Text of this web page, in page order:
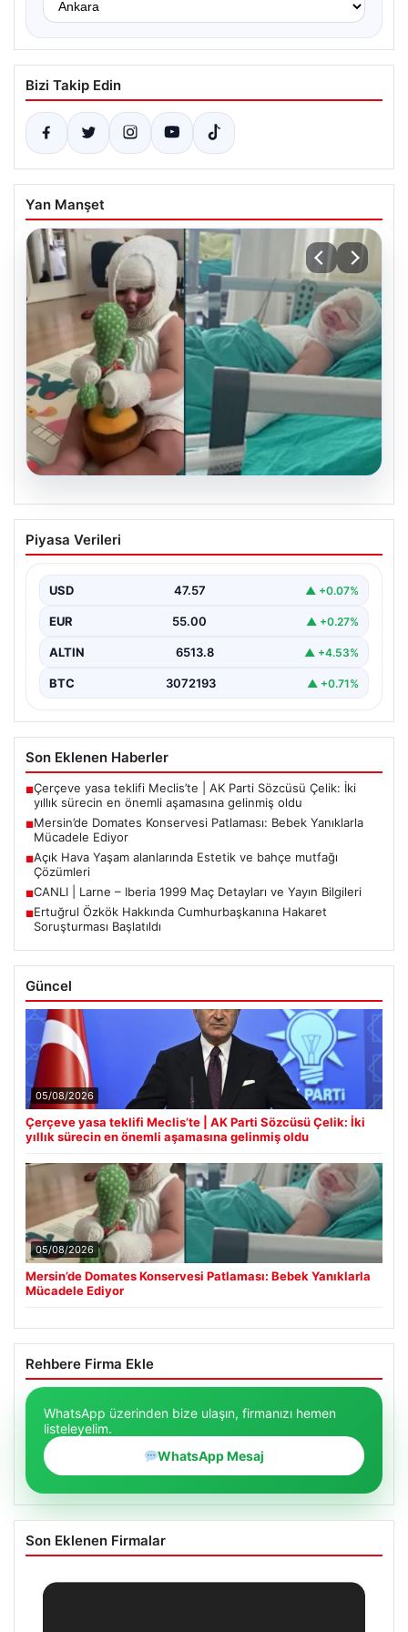
Bizi Takip Edin
Yan Manşet
05.08.2026
Mersin’de Domates Konservesi
Patlaması: Bebek Yanıklarla Mücadele
19 Eylül 2023 tarihinde Mersin'in Çakır ailesi korku dolu
Piyasa Verileri
USD 47.57 ▲ +0.07%
EUR 55.00 ▲ +0.27%
ALTIN 6513.8 ▲ +4.53%
BTC 3072193 ▲ +0.71%
Son Eklenen Haberler
■Çerçeve yasa teklifi Meclis’te | AK Parti Sözcüsü Çelik: İki
yıllık sürecin en önemli aşamasına gelinmiş oldu
■Mersin’de Domates Konservesi Patlaması: Bebek Yanıklarla
Mücadele Ediyor
■Açık Hava Yaşam alanlarında Estetik ve bahçe mutfağı
Çözümleri
■CANLI | Larne – Iberia 1999 Maç Detayları ve Yayın Bilgileri
■Ertuğrul Özkök Hakkında Cumhurbaşkanına Hakaret
Soruşturması Başlatıldı
Güncel
05/08/2026
Çerçeve yasa teklifi Meclis’te | AK Parti Sözcüsü Çelik: İki
yıllık sürecin en önemli aşamasına gelinmiş oldu
05/08/2026
Mersin’de Domates Konservesi Patlaması: Bebek Yanıklarla
Mücadele Ediyor
Rehbere Firma Ekle
WhatsApp üzerinden bize ulaşın, firmanızı hemen
listeleyelim.
WhatsApp Mesaj
Son Eklenen Firmalar